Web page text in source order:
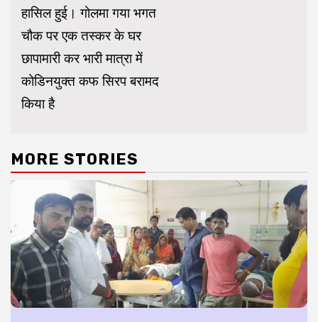
हासिल हुई। गोलमा गया भगत
चौक पर एक तस्कर के घर
छापामारी कर भारी मात्रा में
कोडिनयुक्त कफ सिरप बरामद
किया है
MORE STORIES